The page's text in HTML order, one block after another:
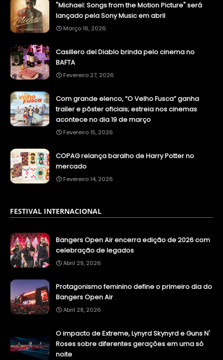
"Michael: Songs from the Motion Picture" será
lançado pela Sony Music em abril
Março 16, 2026
Casillero del Diablo brinda pelo cinema no
BAFTA
Fevereiro 27, 2026
Com grande elenco, “O Velho Fusca” ganha
trailer e pôster oficiais; estreia nos cinemas
acontece no dia 19 de março
Fevereiro 15, 2026
COPAG relança baralho de Harry Potter no
mercado
Fevereiro 14, 2026
FESTIVAL INTERNACIONAL
Bangers Open Air encerra edição de 2026 com
celebração de legados
Abril 29, 2026
Protagonismo feminino define o primeiro dia do
Bangers Open Air
Abril 28, 2026
O impacto de Extreme, Lynyrd Skynyrd e Guns N'
Roses sobre diferentes gerações em uma só
noite